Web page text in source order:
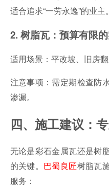
适合追求“一劳永逸”的业主。
2. 树脂瓦：预算有限
适用场景：平改坡、旧房
注意事项：需定期检查防
渗漏。
四、施工建议：
无论是彩石金属瓦还是树
的关键。 巴蜀良匠树脂瓦
服务：